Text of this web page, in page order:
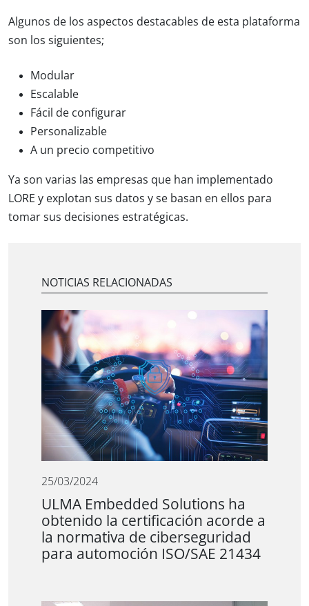
Algunos de los aspectos destacables de esta plataforma
son los siguientes;
Modular
Escalable
Fácil de configurar
Personalizable
A un precio competitivo
Ya son varias las empresas que han implementado
LORE y explotan sus datos y se basan en ellos para
tomar sus decisiones estratégicas.
NOTICIAS RELACIONADAS
25/03/2024
ULMA Embedded Solutions ha
obtenido la certificación acorde a
la normativa de ciberseguridad
para automoción ISO/SAE 21434